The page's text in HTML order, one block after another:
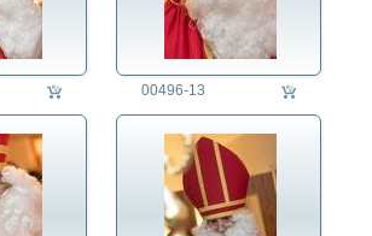
00496-13